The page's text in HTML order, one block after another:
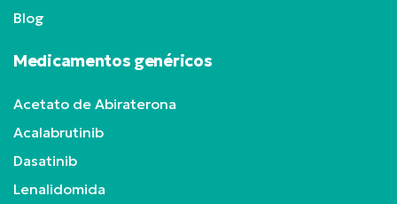
Blog
Medicamentos genéricos
Acetato de Abiraterona
Acalabrutinib
Dasatinib
Lenalidomida